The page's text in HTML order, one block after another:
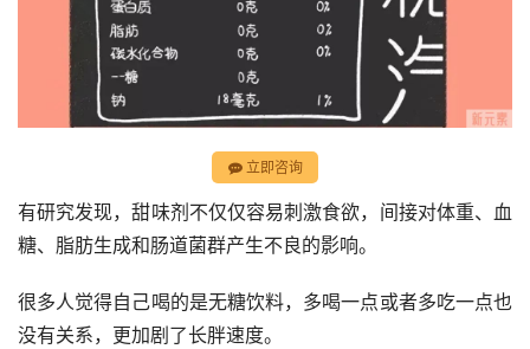
立即咨询
有研究发现，甜味剂不仅仅容易刺激食欲，间接对体重、血
糖、脂肪生成和肠道菌群产生不良的影响。
很多人觉得自己喝的是无糖饮料，多喝一点或者多吃一点也
没有关系，更加剧了长胖速度。